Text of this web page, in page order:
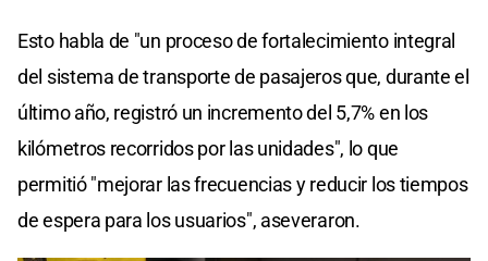
Esto habla de "un proceso de fortalecimiento integral
del sistema de transporte de pasajeros que, durante el
último año, registró un incremento del 5,7% en los
kilómetros recorridos por las unidades", lo que
permitió "mejorar las frecuencias y reducir los tiempos
de espera para los usuarios", aseveraron.